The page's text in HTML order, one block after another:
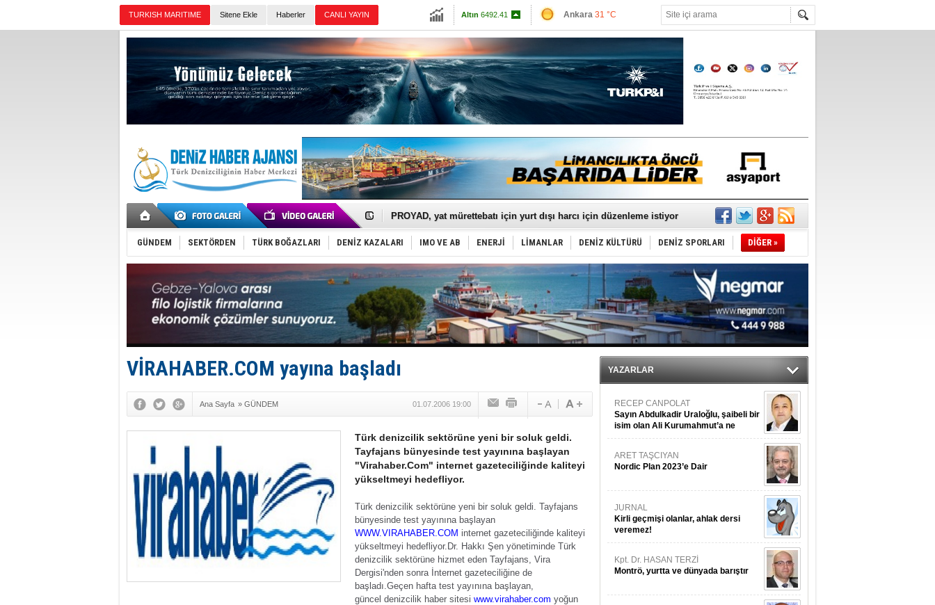
TURKISH MARITIME Sitene Ekle Haberler CANLI YAYIN
Altın 6492.41
Euro54.947
Ankara 31 °C
Antalya28 °C
Muğla 26 °C
Çanakkale 34 °C
İTU AUV, Dünya’da 2. oldu!
PROYAD, yat mürettebatı için yurt dışı harcı için düzenleme istiyor
Türkiye-Irak enerji hattında yeni dönem başlıyor
Türk Armatöre 'Uyuşturucu' tutuklaması!
Deniz turizminde yeni ‘Ceza Rejimi’!
DÖDER, 28. Dönem Yönetim Kurulu Başkanını seçti!
Fairline, Türkiye’de ‘SoleMarin’i seçti
Baltık Denizi'nde tarih yazıldı!
Runit kubbesi okyanusun derinliklerinde halkı tehdit ediyor
Limana dadandılar, 10 tekneyi soydular!
Türk Loydu’na Süveyş tonaj yetkisi
Hüseyin Mengi: “Yapay Zekâ, Ustanın yerini alamaz”
Hat-San Tersanesi’nden yüzer havuza omurga: NB26
Med Marine’e yeni Römorkör!
GÜNDEM SEKTÖRDEN TÜRK BOĞAZLARI DENİZ KAZALARI IMO VE AB ENERJİ LİMANLAR DENİZ KÜLTÜRÜ DENİZ SPORLARI DİĞER »
VİRAHABER.COM yayına başladı
Ana Sayfa » GÜNDEM 01.07.2006 19:00
Türk denizcilik sektörüne yeni bir soluk geldi.
Tayfajans bünyesinde test yayınına başlayan
"Virahaber.Com" internet gazeteciliğinde kaliteyi
yükseltmeyi hedefliyor.
Türk denizcilik sektörüne yeni bir soluk geldi. Tayfajans
bünyesinde test yayınına başlayan
WWW.VIRAHABER.COM internet gazeteciliğinde kaliteyi
yükseltmeyi hedefliyor. Dr. Hakkı Şen yönetiminde Türk
denizcilik sektörüne hizmet eden Tayfajans, Vira
Dergisi'nden sonra İnternet gazeteciliğine de
başladı.Geçen hafta test yayınına başlayan,
güncel denizcilik haber sitesi www.virahaber.com yoğun
YAZARLAR
RECEP CANPOLAT
Sayın Abdulkadir Uraloğlu, şaibeli bir
isim olan Ali Kurumahmut’a ne
danışıyorsunuz?
ARET TAŞCIYAN
Nordic Plan 2023’e Dair
JURNAL
Kirli geçmişi olanlar, ahlak dersi
veremez!
Kpt. Dr. HASAN TERZİ
Montrö, yurtta ve dünyada barıştır